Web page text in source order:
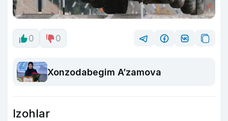
0 0
Xonzodabegim A’zamova
Izohlar